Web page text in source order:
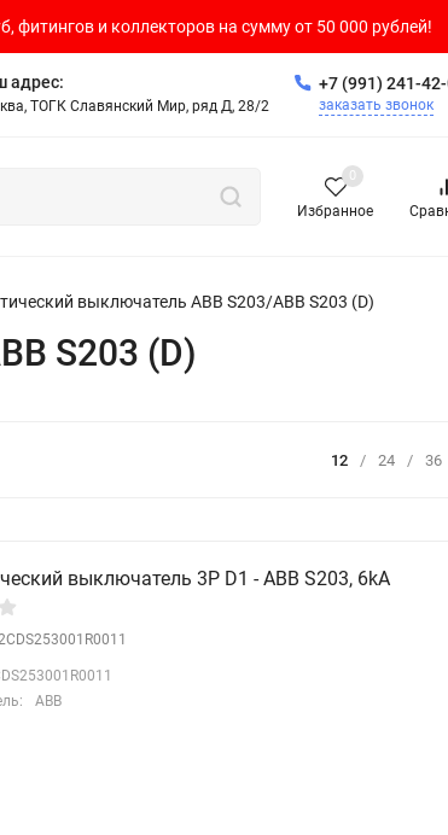
фитингов и коллекторов на сумму от 50 000 рублей!
адрес:
ТОГК Славянский Мир, ряд Д, 28/2
+7 (991) 241-
заказать звонок
Избранное
0
выключатель ABB S203/ABB S203 (D)
S203 (D)
12 / 24 / 36
выключатель 3P D1 - ABB S203, 6kA
ABB